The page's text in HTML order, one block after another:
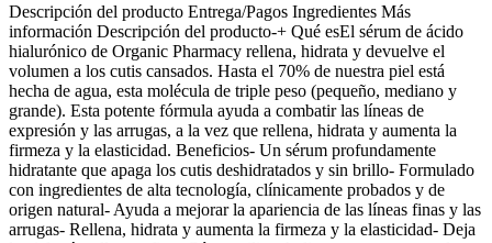
Descripción del producto Entrega/Pagos Ingredientes Más
información Descripción del producto-+ Qué esEl sérum de ácido
hialurónico de Organic Pharmacy rellena, hidrata y devuelve el
volumen a los cutis cansados. Hasta el 70% de nuestra piel está
hecha de agua, esta molécula de triple peso (pequeño, mediano y
grande). Esta potente fórmula ayuda a combatir las líneas de
expresión y las arrugas, a la vez que rellena, hidrata y aumenta la
firmeza y la elasticidad. Beneficios- Un sérum profundamente
hidratante que apaga los cutis deshidratados y sin brillo- Formulado
con ingredientes de alta tecnología, clínicamente probados y de
origen natural- Ayuda a mejorar la apariencia de las líneas finas y las
arrugas- Rellena, hidrata y aumenta la firmeza y la elasticidad- Deja